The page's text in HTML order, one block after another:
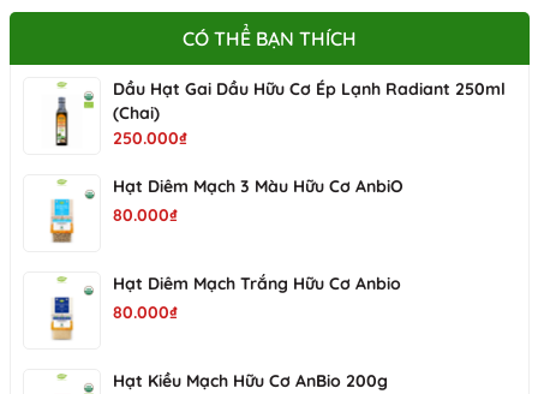
CÓ THỂ BẠN THÍCH
Dầu Hạt Gai Dầu Hữu Cơ Ép Lạnh Radiant 250ml
(Chai)
250.000₫
Hạt Diêm Mạch 3 Màu Hữu Cơ AnbiO
80.000₫
Hạt Diêm Mạch Trắng Hữu Cơ Anbio
80.000₫
Hạt Kiều Mạch Hữu Cơ AnBio 200g